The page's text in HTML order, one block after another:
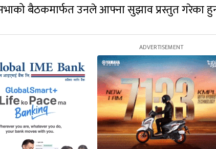
बैठकमार्फत उनले आफ्ना सुझाव प्रस्तुत गरेका